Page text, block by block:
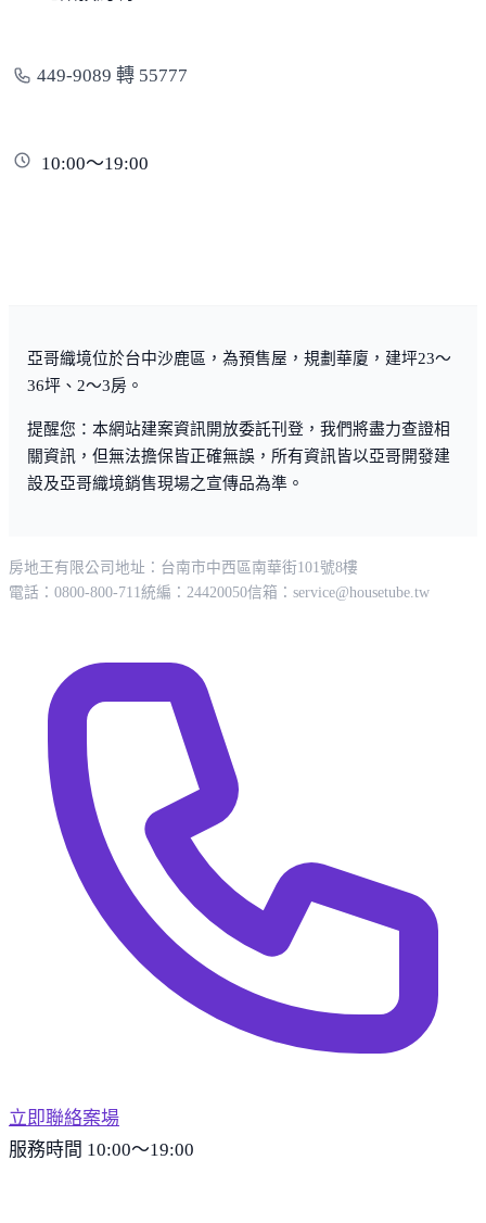
449-9089 轉 55777
10:00～19:00
亞哥織境位於台中沙鹿區，為預售屋，規劃華廈，建坪23～
36坪、2～3房。
提醒您：本網站建案資訊開放委託刊登，我們將盡力查證相
關資訊，但無法擔保皆正確無誤，所有資訊皆以亞哥開發建
設及亞哥織境銷售現場之宣傳品為準。
房地王有限公司 地址：台南市中西區南華街101號8樓
電話：0800-800-711統編：24420050信箱： service@housetube.tw
立即聯絡案場
服務時間 10:00～19:00